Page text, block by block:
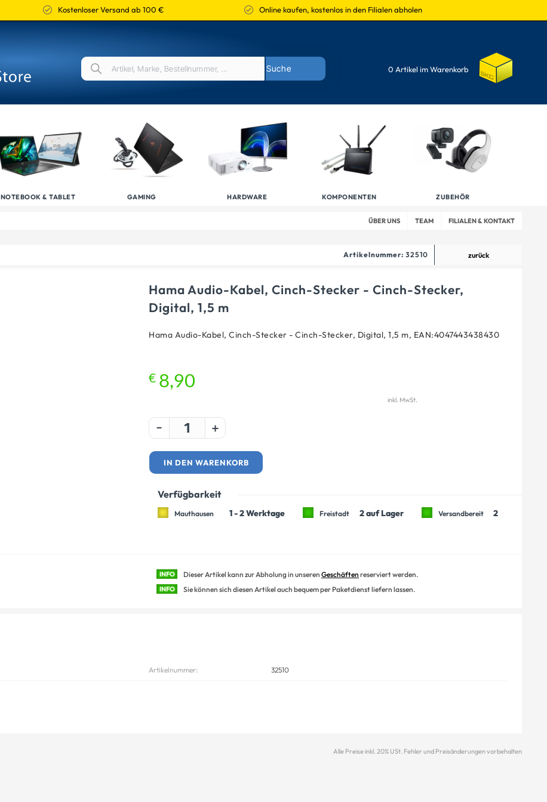
Kostenloser Versand ab 100 € Online kaufen, kostenlos in den Filialen abholen
0 Artikel im Warenkorb
NOTEBOOK & TABLET GAMING HARDWARE KOMPONENTEN ZUBEHÖR
ÜBER UNS TEAM FILIALEN & KONTAKT
Artikelnummer: 32510 zurück
Hama Audio-Kabel, Cinch-Stecker - Cinch-Stecker,
Digital, 1,5 m
Hama Audio-Kabel, Cinch-Stecker - Cinch-Stecker, Digital, 1,5 m, EAN:4047443438430
€ 8,90
inkl. MwSt.
- +
IN DEN WARENKORB
INFO Dieser Artikel kann zur Abholung in unseren Geschäften reserviert werden.
INFO Sie können sich diesen Artikel auch bequem per Paketdienst liefern lassen.
Verfügbarkeit
Mauthausen 1 - 2 Werktage Freistadt 2 auf Lager Versandbereit 2
Artikelnummer: 32510
Alle Preise inkl. 20% USt. Fehler und Preisänderungen vorbehalten